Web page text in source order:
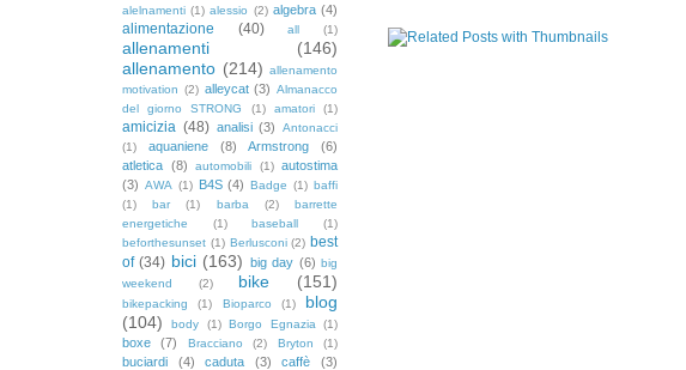
alelnamenti (1) alessio (2) algebra (4)
alimentazione (40) all (1)
allenamenti
(146)
allenamento (214) allenamento
motivation (2) alleycat (3) Almanacco
del giorno STRONG
(1) amatori (1)
amicizia (48) analisi (3)
Antonacci
(1)
aquaniene (8) Armstrong
(6)
atletica (8) automobili (1) autostima
(3) AWA (1) B4S (4) Badge (1) baffi
(1)
bar (1) barba (2)
barrette
energetiche
(1) baseball
(1)
beforthesunset (1) Berlusconi (2) best
of (34) bici (163) big day (6) big
weekend
(2) bike (151)
bikepacking (1) Bioparco (1)
blog
(104)
body (1) Borgo Egnazia (1)
boxe (7) Bracciano (2) Bryton (1)
buciardi (4) caduta (3) caffè
(3)